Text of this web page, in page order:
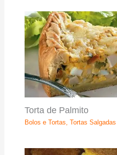
Torta de Palmito
Bolos e Tortas, Tortas Salgadas